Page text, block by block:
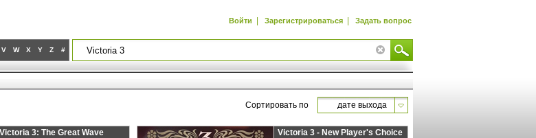
Войти | Зарегистрироваться | Задать вопрос
V W X Y Z #
Сортировать по дате выхода
Victoria 3: The Great Wave Victoria 3 - New Player's Choice